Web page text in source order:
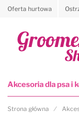
Oferta hurtowa
Akcesoria dla psa i
Strona główna